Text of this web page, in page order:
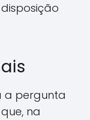
a pergunta
na